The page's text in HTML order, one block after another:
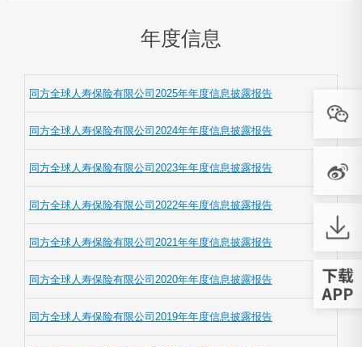
年度信息
同方全球人寿保险有限公司2025年年度信息披露报告
同方全球人寿保险有限公司2024年年度信息披露报告
同方全球人寿保险有限公司2023年年度信息披露报告
同方全球人寿保险有限公司2022年年度信息披露报告
同方全球人寿保险有限公司2021年年度信息披露报告
同方全球人寿保险有限公司2020年年度信息披露报告
同方全球人寿保险有限公司2019年年度信息披露报告